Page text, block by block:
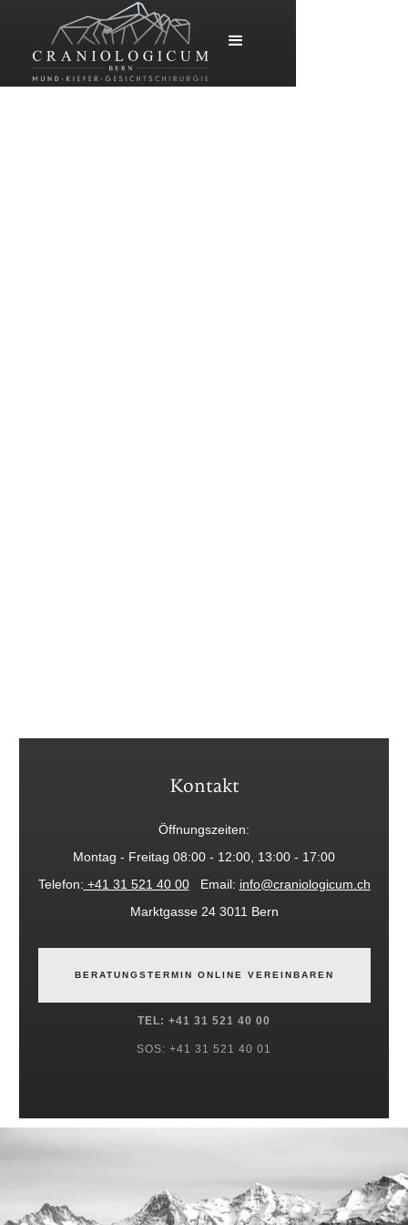
Kontakt
Öffnungszeiten:
Montag - Freitag 08:00 - 12:00, 13:00 - 17:00
Telefon: +41 31 521 40 00Email: info@craniologicum.ch
Marktgasse 24 3011 Bern
BERATUNGSTERMIN ONLINE VEREINBAREN
TEL: +41 31 521 40 00
SOS: +41 31 521 40 01